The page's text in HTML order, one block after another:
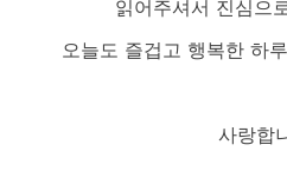
읽어주셔서 진심으
오늘도 즐겁고 행복한 하
사랑합